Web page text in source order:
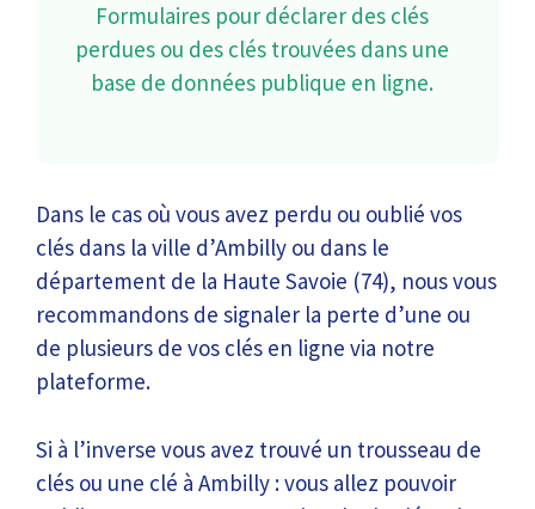
Formulaires pour déclarer des clés
perdues ou des clés trouvées dans une
base de données publique en ligne.
Dans le cas où vous avez perdu ou oublié vos
clés dans la ville d’Ambilly ou dans le
département de la Haute Savoie (74), nous vous
recommandons de signaler la perte d’une ou
de plusieurs de vos clés en ligne via notre
plateforme.
Si à l’inverse vous avez trouvé un trousseau de
clés ou une clé à Ambilly : vous allez pouvoir